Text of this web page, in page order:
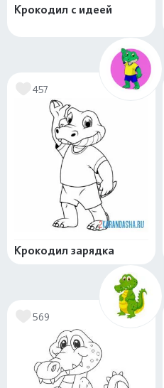
Крокодил с идеей
457
Крокодил зарядка
569